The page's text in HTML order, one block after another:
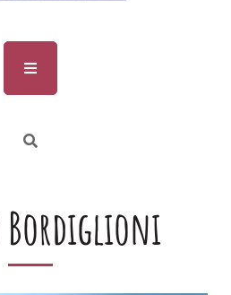
Bordiglioni